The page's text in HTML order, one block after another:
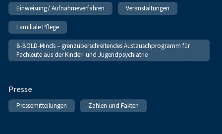
Einweisung/ Aufnahmeverfahren Veranstaltungen
Familiale Pflege
B-BOLD-Minds – grenzüberschreitendes Austauschprogramm für
Fachleute aus der Kinder- und Jugendpsychiatrie
Presse
Pressemitteilungen Zahlen und Fakten